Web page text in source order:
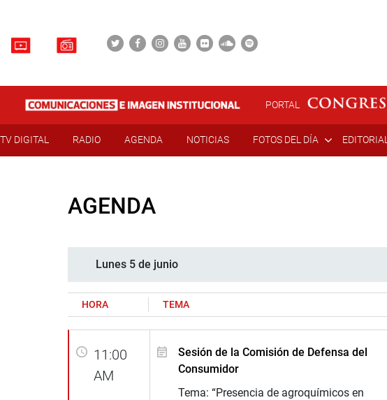
PORTAL
TV DIGITAL RADIO AGENDA NOTICIAS FOTOS DEL DÍA EDITORIAL
AGENDA
Lunes 5 de junio
HORA TEMA
11:00
AM
Sesión de la Comisión de Defensa del
Consumidor
Tema: “Presencia de agroquímicos en